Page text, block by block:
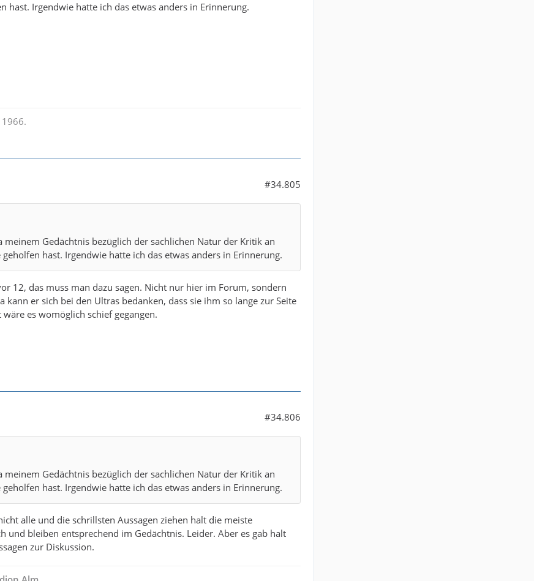
hast. Irgendwie hatte ich das etwas anders in Erinnerung.
#34.805
meinem Gedächtnis bezüglich der sachlichen Natur der Kritik an
hast. Irgendwie hatte ich das etwas anders in Erinnerung.
12, das muss man dazu sagen. Nicht nur hier im Forum, sondern
kann er sich bei den Ultras bedanken, dass sie ihm so lange zur Seite
es womöglich schief gegangen.
#34.806
meinem Gedächtnis bezüglich der sachlichen Natur der Kritik an
hast. Irgendwie hatte ich das etwas anders in Erinnerung.
alle und die schrillsten Aussagen ziehen halt die meiste
und bleiben entsprechend im Gedächtnis. Leider. Aber es gab halt
zur Diskussion.